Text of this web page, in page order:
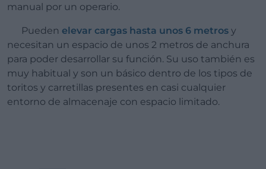
manual por un operario.
Pueden elevar cargas hasta unos 6 metros y
necesitan un espacio de unos 2 metros de anchura
para poder desarrollar su función. Su uso también es
muy habitual y son un básico dentro de los tipos de
toritos y carretillas presentes en casi cualquier
entorno de almacenaje con espacio limitado.